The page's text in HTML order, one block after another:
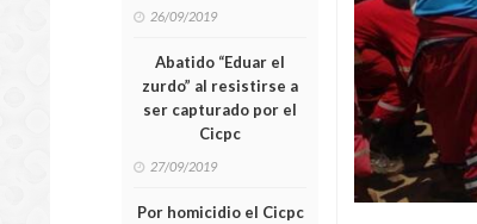
26/09/2019
Abatido “Eduar el
zurdo” al resistirse a
ser capturado por el
Cicpc
27/09/2019
Por homicidio el Cicpc